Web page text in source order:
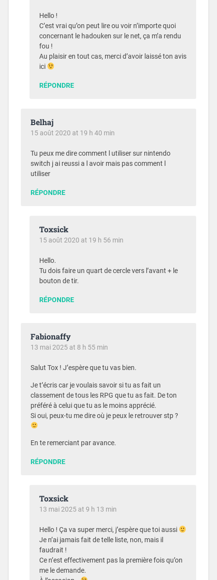
Hello !
C’est vrai qu’on peut lire ou voir n’importe quoi
concernant le hadouken sur le net, ça m’a rendu
fou !
Au plaisir en tout cas, merci d’avoir laissé ton avis
ici
RÉPONDRE
Belhaj
15 août 2020 at 19 h 40 min
Tu peux me dire comment l utiliser sur nintendo
switch j ai reussi a l avoir mais pas comment l
utiliser
RÉPONDRE
Toxsick
15 août 2020 at 19 h 56 min
Hello.
Tu dois faire un quart de cercle vers l’avant + le
bouton de tir.
RÉPONDRE
Fabionaffy
13 mai 2025 at 8 h 55 min
Salut Tox ! J’espère que tu vas bien.
Je t’écris car je voulais savoir si tu as fait un
classement de tous les RPG que tu as fait. De ton
préféré à celui que tu as le moins apprécié.
Si oui, peux-tu me dire où je peux le retrouver stp ?
En te remerciant par avance.
RÉPONDRE
Toxsick
13 mai 2025 at 9 h 13 min
Hello ! Ça va super merci, j’espère que toi aussi
Je n’ai jamais fait de telle liste, non, mais il
faudrait !
Ce n’est effectivement pas la première fois qu’on
me le demande.